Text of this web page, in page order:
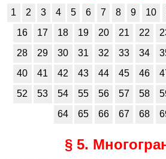
1 2 3 4 5 6 7 8 9 10
16
17 18 19 20 21 22
28
29 30 31 32 33 34
40
41 42 43 44 45 46
52
53 54 55 56 57 58
64
65 66 67 68
§ 5.